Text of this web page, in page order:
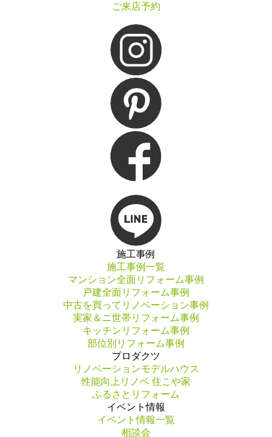
ご来店予約
施工事例
施工事例一覧
マンション全面リフォーム事例
戸建全面リフォーム事例
中古を買ってリノベーション事例
実家＆ニ世帯リフォーム事例
キッチンリフォーム事例
部位別リフォーム事例
プロダクツ
リノベーションモデルハウス
性能向上リノベ 住こや家
ふるさとリフォーム
イベント情報
イベント情報一覧
相談会